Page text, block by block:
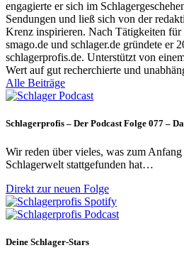
engagierte er sich im
Sendungen und ließ sich von der
Krenz inspirieren. Nach Tätigkeiten für
smago.de und schlager.de gründete er
schlagerprofis.de. Unterstützt von
Wert auf gut recherchierte und
Alle Beiträge
Schlagerprofis – Der Podcast Folge 077 –
Wir reden über vieles, was zum Anfang
Schlagerwelt stattgefunden hat…
Direkt zur neuen Folge
Deine Schlager-Stars